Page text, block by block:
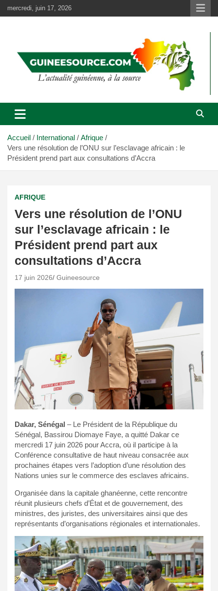
au
mercredi, juin 17, 2026
Accueil International
Afrique
Vers une résolution de l’ONU sur l’esclavage africain : le
Président prend part aux consultations d’Accra
AFRIQUE
Vers une résolution de l’ONU
sur l’esclavage africain : le
Président prend part aux
consultations d’Accra
17 juin 2026 Guineesource
Dakar, Sénégal – Le Président de la République du
Sénégal, Bassirou Diomaye Faye, a quitté Dakar ce
mercredi 17 juin 2026 pour Accra, où il participe à la
Conférence consultative de haut niveau consacrée aux
prochaines étapes vers l’adoption d’une résolution des
Nations unies sur le commerce des esclaves africains.
Organisée dans la capitale ghanéenne, cette rencontre
réunit plusieurs chefs d’État et de gouvernement, des
ministres, des juristes, des universitaires ainsi que des
représentants d’organisations régionales et internationales.